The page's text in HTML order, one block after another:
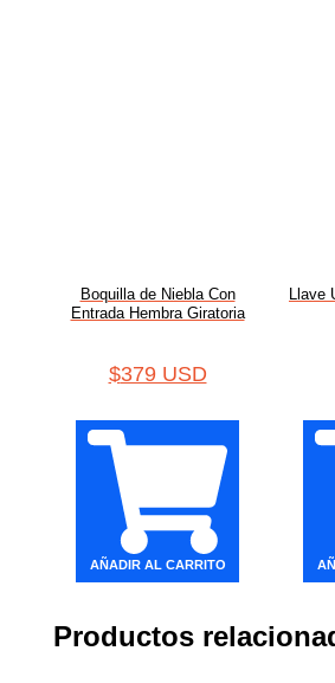
Boquilla de Niebla Con
Entrada Hembra Giratoria
$379 USD
AÑADIR AL CARRITO
Llave
Productos